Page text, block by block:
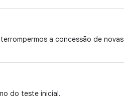
a concessão de novas
do teste inicial.